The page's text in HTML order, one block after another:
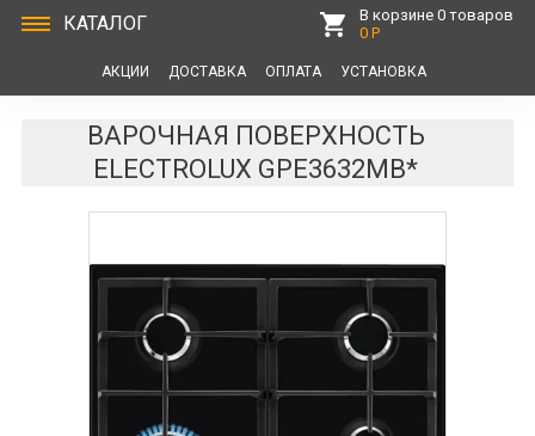
КАТАЛОГ
В корзине 0 товаров
0 Р
АКЦИИ ДОСТАВКА ОПЛАТА УСТАНОВКА
ВАРОЧНАЯ ПОВЕРХНОСТЬ
ELECTROLUX GPE3632MB*